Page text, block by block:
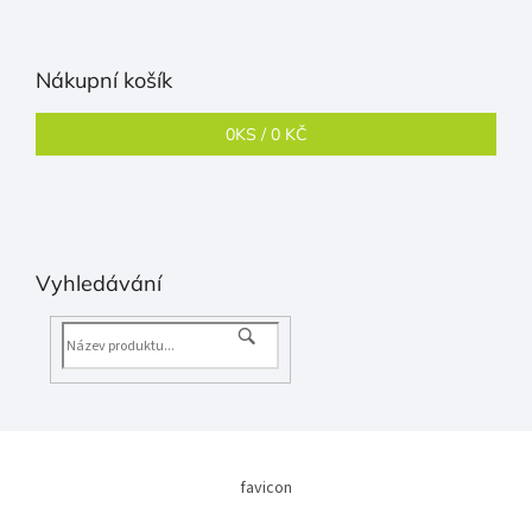
Nákupní košík
0KS /0 KČ
Vyhledávání
favicon